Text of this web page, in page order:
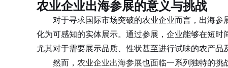
农业企业出海参展的意义与挑战
对于寻求国际市场突破的农业企业而言，出海参
化为可感知的实体展示。通过参展，企业能够在短
尤其对于需要展示品质、性状甚至进行试味的农产品
然而， 农业企业出海参展也面临一系列独特的挑